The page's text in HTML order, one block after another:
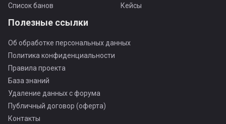
Список банов
Кейсы
Полезные ссылки
Об обработке персональных данных
Политика конфиденциальности
Правила проекта
База знаний
Удаление данных с форума
Публичный договор (оферта)
Контакты